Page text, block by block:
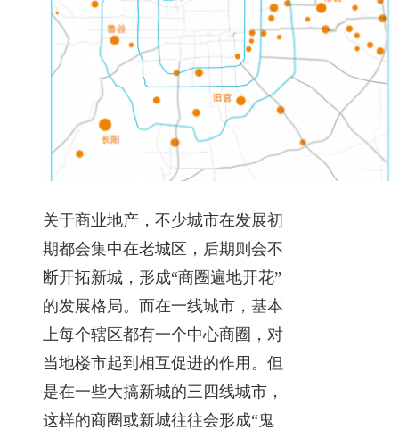
关于商业地产，不少城市在发展初
期都会集中在老城区，后期则会不
断开拓新城，形成“商圈遍地开花”
的发展格局。而在一线城市，基本
上每个辖区都有一个中心商圈，对
当地楼市起到相互促进的作用。但
是在一些大搞新城的三四线城市，
这样的商圈或新城往往会形成“鬼